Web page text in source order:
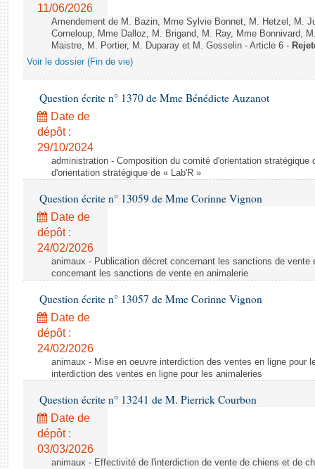
11/06/2026
Amendement de M. Bazin, Mme Sylvie Bonnet, M. Hetzel, M.
Corneloup, Mme Dalloz, M. Brigand, M. Ray, Mme Bonnivard,
Maistre, M. Portier, M. Duparay et M. Gosselin - Article 6 -
Voir le dossier (Fin de vie)
Question écrite n° 1370 de Mme Bénédicte Auzanot
Date de
dépôt :
29/10/2024
administration - Composition du comité d'orientation stratégique
d'orientation stratégique de « Lab'R »
Question écrite n° 13059 de Mme Corinne Vignon
Date de
dépôt :
24/02/2026
animaux - Publication décret concernant les sanctions de vente
concernant les sanctions de vente en animalerie
Question écrite n° 13057 de Mme Corinne Vignon
Date de
dépôt :
24/02/2026
animaux - Mise en oeuvre interdiction des ventes en ligne pour
interdiction des ventes en ligne pour les animaleries
Question écrite n° 13241 de M. Pierrick Courbon
Date de
dépôt :
03/03/2026
animaux - Effectivité de l'interdiction de vente de chiens et de